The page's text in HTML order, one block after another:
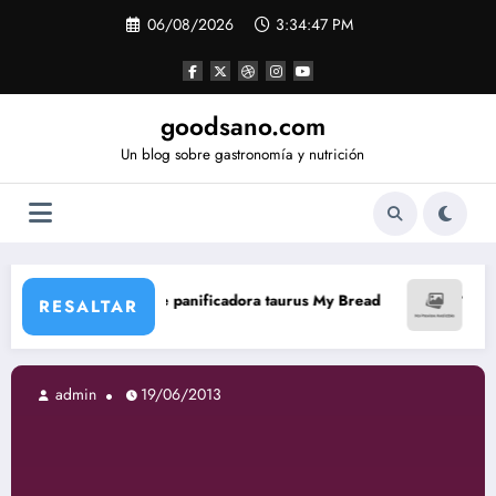
06/08/2026 3:34:48 PM
goodsano.com
Un blog sobre gastronomía y nutrición
RESALTARtaurus My Bread Tartas árabes sin aceite
06/2013